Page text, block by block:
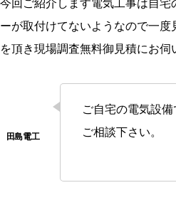
今回ご紹介します電気工事は自宅
ーが取付けてないようなので一
を頂き現場調査無料御見積にお伺
ご自宅の電気設
ご相談下さい。